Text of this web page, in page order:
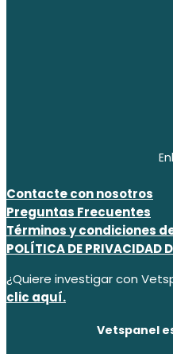
Contacte con nosotros
Preguntas Frecuentes
Términos y condiciones
POLÍTICA DE PRIVACIDAD
¿Quiere investigar con
clic aquí.
Vetspanel